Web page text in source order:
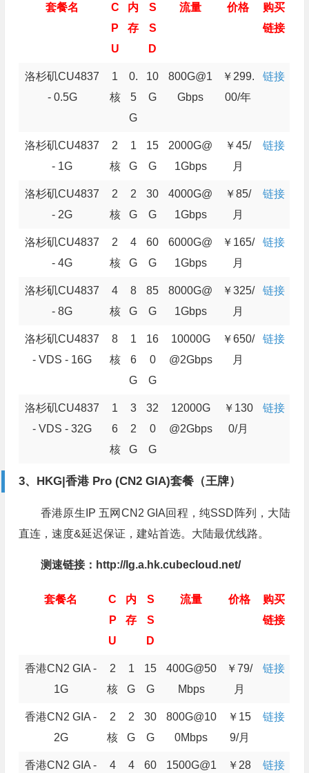
套餐名
C
P
U
内
存
S
S
D
流量 价格
购买
链接
洛杉矶CU4837
- 0.5G
1
核
0.
5
G
10
G
800G@1
Gbps
￥299.
00/年
链接
洛杉矶CU4837
- 1G
2
核
1
G
15
G
2000G@
1Gbps
￥45/
月
链接
洛杉矶CU4837
- 2G
2
核
2
G
30
G
4000G@
1Gbps
￥85/
月
链接
洛杉矶CU4837
- 4G
2
核
4
G
60
G
6000G@
1Gbps
￥165/
月
链接
洛杉矶CU4837
- 8G
4
核
8
G
85
G
8000G@
1Gbps
￥325/
月
链接
洛杉矶CU4837
- VDS - 16G
8
核
1
6
G
16
0
G
10000G
@2Gbps
￥650/
月
链接
洛杉矶CU4837
- VDS - 32G
1
6
核
3
2
G
32
0
G
12000G
@2Gbps
￥130
0/月
链接
3、HKG|香港 Pro (CN2 GIA)套餐（王牌）
香港原生IP 五网CN2 GIA回程，纯SSD阵列，大陆
直连，速度&延迟保证，建站首选。大陆最优线路。
测速链接：http://lg.a.hk.cubecloud.net/
套餐名
C
P
U
内
存
S
S
D
流量 价格
购买
链接
香港CN2 GIA -
1G
2
核
1
G
15
G
400G@50
Mbps
￥79/
月
链接
香港CN2 GIA -
2G
2
核
2
G
30
G
800G@10
0Mbps
￥15
9/月
链接
香港CN2 GIA -
4
4
60
1500G@1
￥28
链接